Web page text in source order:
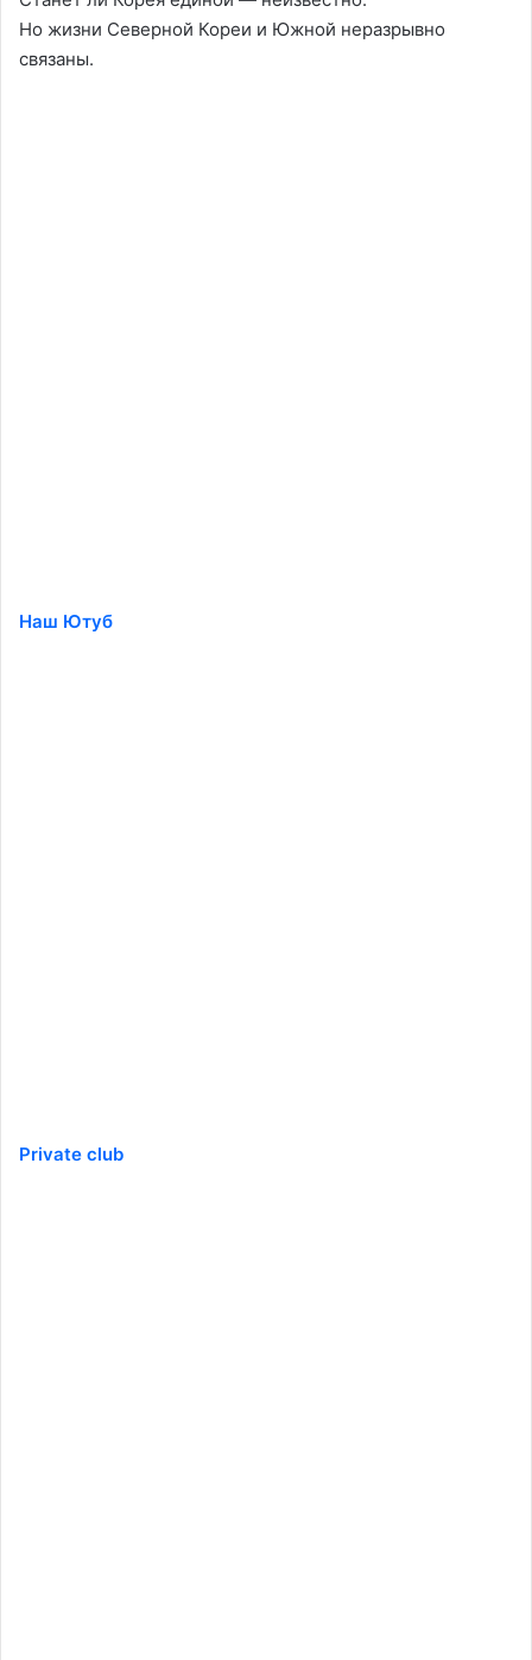
Но жизни Северной Кореи и Южной неразрывно
связаны.
Наш Ютуб
Private club